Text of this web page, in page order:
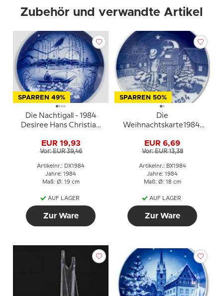
Zubehör und verwandte Artikel
SPARREN 49%
Die Nachtigall - 1984
Desiree Hans Christian
Weihnachtsteller,
Kuchenteller
EUR 19,93
Vor: EUR 39,46
Artikelnr.: DX1984
Jahre: 1984
Maß: Ø: 19 cm
AUF LAGER
Zur Ware
SPARREN 50%
Die
Weihnachtskarte1984,
Weihnachtsteller
EUR 6,69
Vor: EUR 13,38
Artikelnr.: BX1984
Jahre: 1984
Maß: Ø: 18 cm
AUF LAGER
Zur Ware